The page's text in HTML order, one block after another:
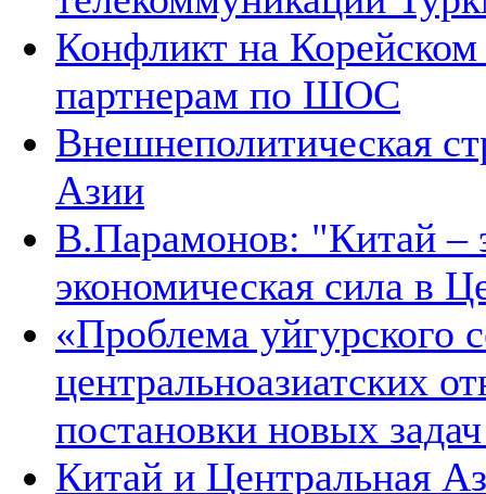
Конфликт на
партнерам по ШОС
Внешнеполитическая
Азии
В.Парамонов: "Китай –
экономическая сила в
«Проблема уйгурского
центральноазиатских
постановки новых
Китай и Центральная